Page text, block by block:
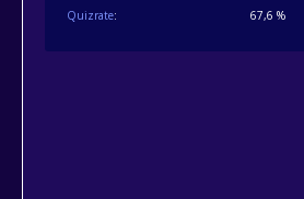
Quizrate
67,6 %